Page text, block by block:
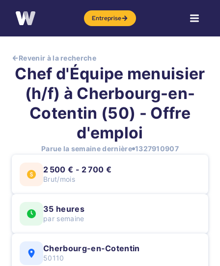
Entreprise
Revenir à la recherche
Chef d'Équipe menuisier
(h/f) à Cherbourg-en-
Cotentin (50) - Offre
d'emploi
Parue la semaine dernière 1327910907
2 500 € - 2 700 €
Brut/mois
35 heures
par semaine
Cherbourg-en-Cotentin
50110